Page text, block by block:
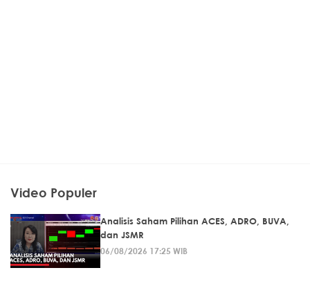
Video Populer
Analisis Saham Pilihan ACES, ADRO, BUVA,
dan JSMR
06/08/2026 17:25 WIB